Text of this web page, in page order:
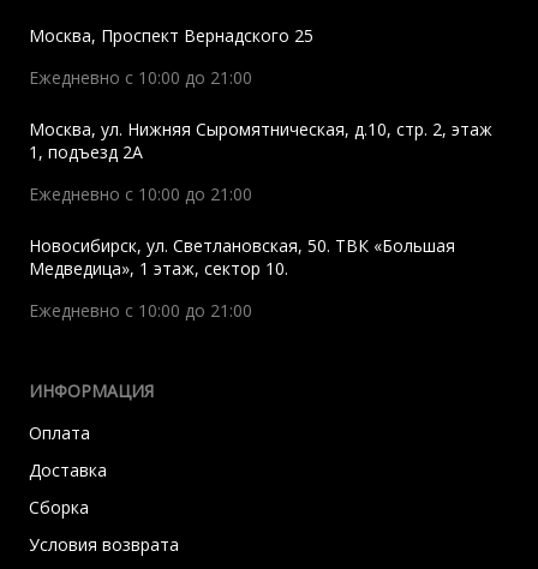
Москва, Проспект Вернадского 25
Ежедневно с 10:00 до 21:00
Москва, ул. Нижняя Сыромятническая, д.10, стр. 2, этаж
1, подъезд 2A
Ежедневно с 10:00 до 21:00
Новосибирск, ул. Светлановская, 50. ТВК «Большая
Медведица», 1 этаж, сектор 10.
Ежедневно с 10:00 до 21:00
ИНФОРМАЦИЯ
Оплата
Доставка
Сборка
Условия возврата